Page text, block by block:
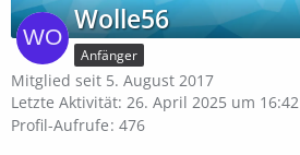
Wolle56
Anfänger
Mitglied seit 5. August 2017
Letzte Aktivität: 26. April 2025 um 16:42
Profil-Aufrufe 476